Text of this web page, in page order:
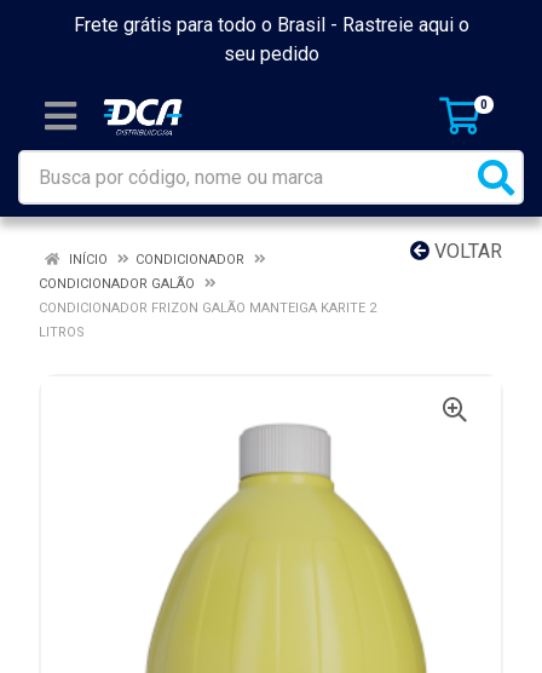
Frete grátis para todo o Brasil - Rastreie aqui o
seu pedido
0
VOLTAR
INÍCIO
CONDICIONADOR
CONDICIONADOR GALÃO
CONDICIONADOR FRIZON GALÃO MANTEIGA KARITE 2
LITROS